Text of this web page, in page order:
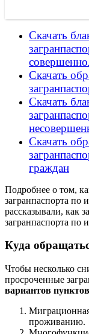
Скачать
Скачать
Скачать
Скачать
граждан
Подробнее о том,
загранпаспорта по
рассказывали, как
загранпаспорта по
Куда
Чтобы несколько
просроченные
вариантов
проживанию.